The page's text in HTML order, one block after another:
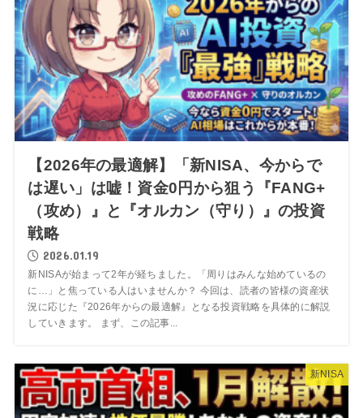
【2026年の最適解】「新NISA、今からで
は遅い」は嘘！資金0円から狙う『FANG+
（攻め）』と『オルカン（守り）』の投資
戦略
2026.01.19
新NISAが始まって2年が経ちました。「周りはみんな始めているの
に…」と焦っている人はいませんか？ 今回は、読者の皆様の資産状
況に応じた『2026年からの最適解』となる投資戦略を具体的に解説
していきます。 まず、この記事...
新NISA